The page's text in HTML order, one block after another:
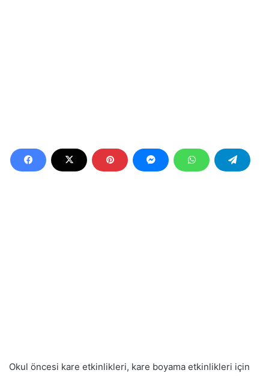
Okul öncesi kare etkinlikleri, kare boyama etkinlikleri için